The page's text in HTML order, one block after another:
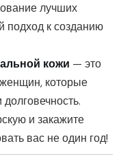
лучших
подход к созданию
кожи — это
которые
и закажите
вас не один год!